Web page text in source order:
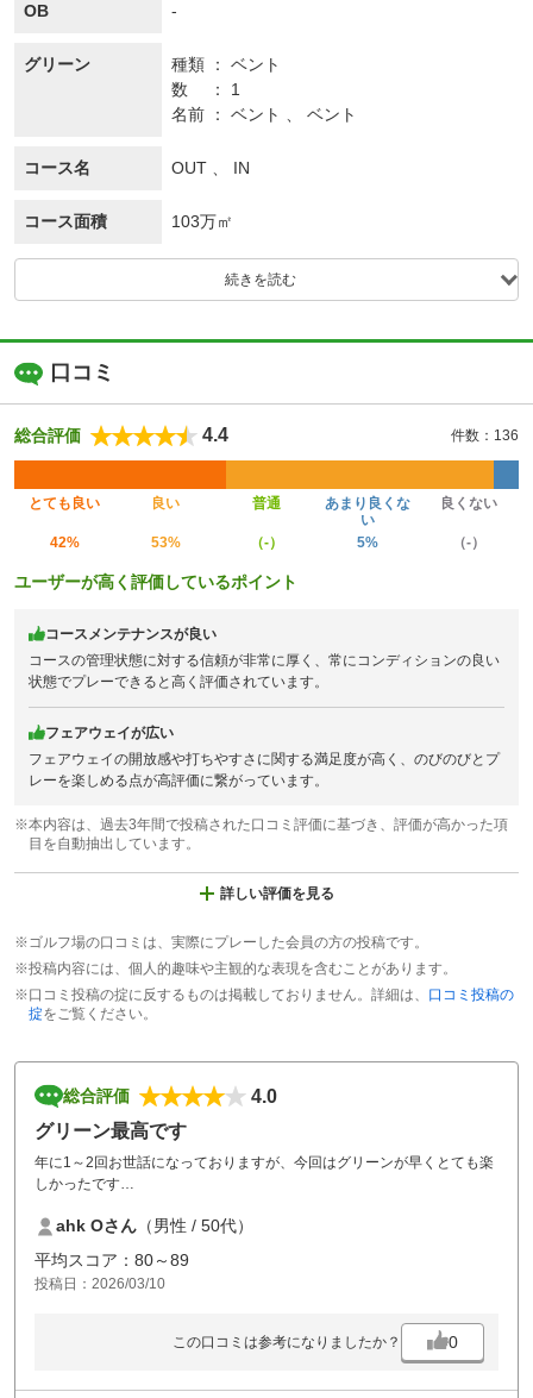
OB -
グリーン 種類
ベント
数
1
名前
ベント 、 ベント
コース名 OUT 、 IN
コース面積 103万㎡
続きを読む
口コミ
総合評価 4.4 件数：136
とても良い 良い 普通
あまり良くな
い
良くない
42% 53% （-） 5% （-）
ユーザーが高く評価しているポイント
コースメンテナンスが良い
コースの管理状態に対する信頼が非常に厚く、常にコンディションの良い
状態でプレーできると高く評価されています。
フェアウェイが広い
フェアウェイの開放感や打ちやすさに関する満足度が高く、のびのびとプ
レーを楽しめる点が高評価に繋がっています。
※本内容は、過去3年間で投稿された口コミ評価に基づき、評価が高かった項
目を自動抽出しています。
詳しい評価を見る
※ゴルフ場の口コミは、実際にプレーした会員の方の投稿です。
※投稿内容には、個人的趣味や主観的な表現を含むことがあります。
※口コミ投稿の掟に反するものは掲載しておりません。詳細は、 口コミ投稿の
掟をご覧ください。
総合評価
4.0
グリーン最高です
年に1～2回お世話になっておりますが、今回はグリーンが早くとても楽
しかったです
頂いております
ahk Oさん （男性 / 50代）
平均スコア：80～89
投稿日：2026/03/10
この口コミは参考になりましたか？ 0